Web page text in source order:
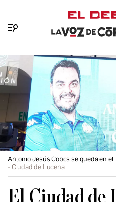
Antonio Jesús Cobos se queda en
Ciudad de Lucena
El Ciudad de